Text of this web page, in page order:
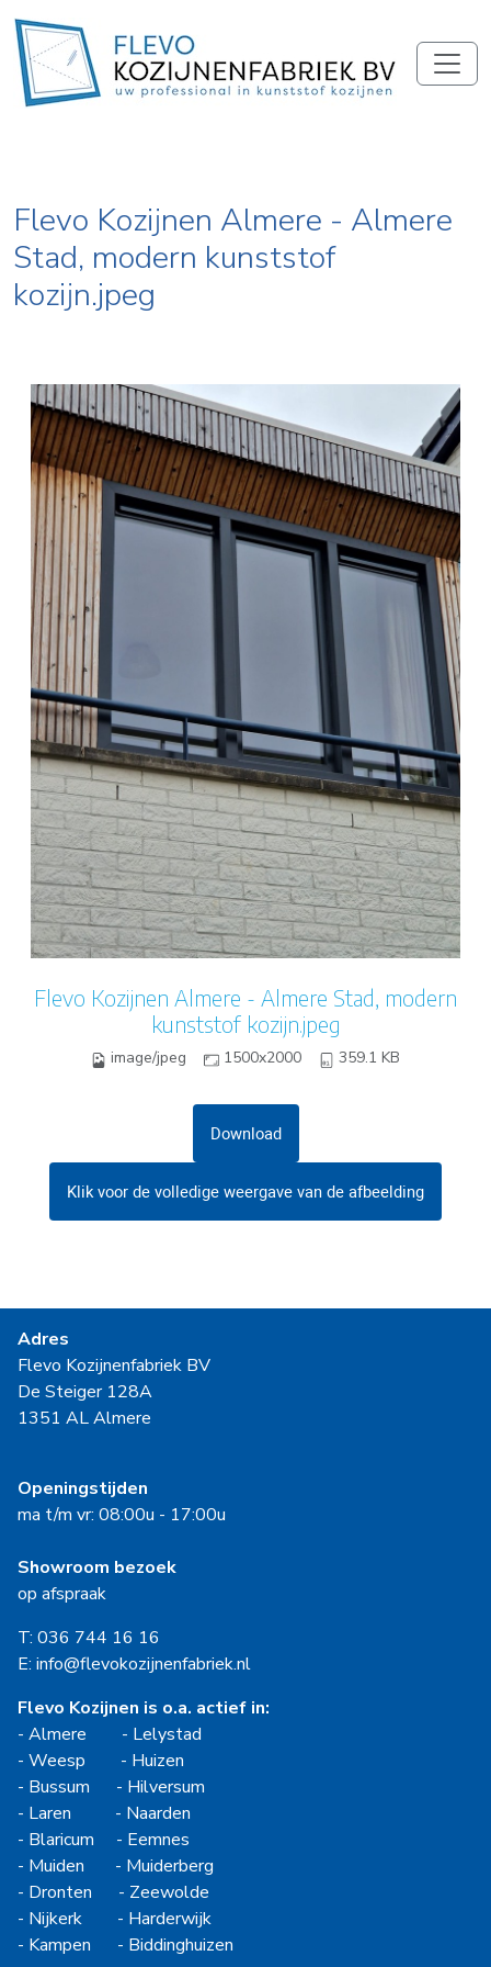
Flevo Kozijnen Almere - Almere
Stad, modern kunststof
kozijn.jpeg
Flevo Kozijnen Almere - Almere Stad, modern
kunststof kozijn.jpeg
image/jpeg 1500x2000 359.1 KB
Download
Klik voor de volledige weergave van de afbeelding
Adres
Flevo Kozijnenfabriek BV
De Steiger 128A
1351 AL Almere
Openingstijden
ma t/m vr: 08:00u - 17:00u
Showroom bezoek
op afspraak
T: 036 744 16 16
E: info@flevokozijnenfabriek.nl
Flevo Kozijnen is o.a. actief in:
- Almere - Lelystad
- Weesp - Huizen
- Bussum - Hilversum
- Laren - Naarden
- Blaricum - Eemnes
- Muiden - Muiderberg
- Dronten - Zeewolde
- Nijkerk - Harderwijk
- Kampen - Biddinghuizen